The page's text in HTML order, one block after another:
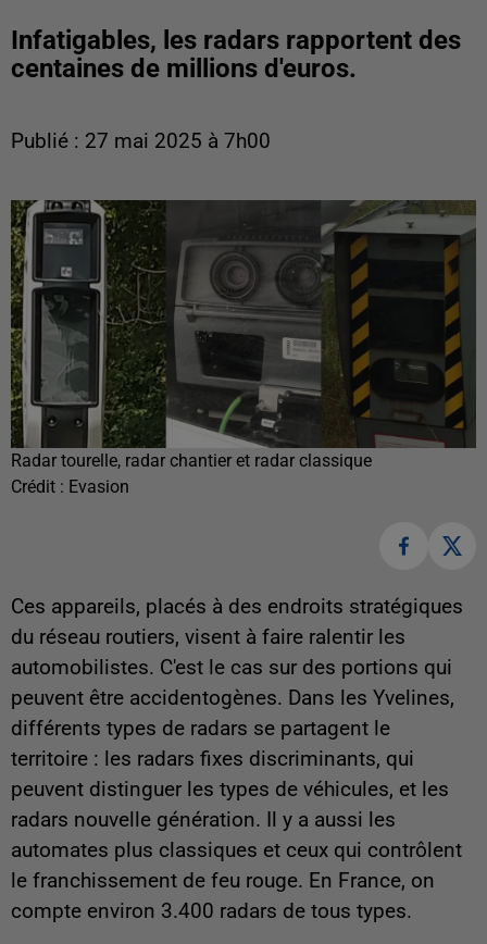
Infatigables, les radars rapportent des
centaines de millions d'euros.
Publié : 27 mai 2025 à 7h00
Radar tourelle, radar chantier et radar classique
Crédit : Evasion
Ces appareils, placés à des endroits stratégiques
du réseau routiers, visent à faire ralentir les
automobilistes. C'est le cas sur des portions qui
peuvent être accidentogènes. Dans les Yvelines,
différents types de radars se partagent le
territoire : les radars fixes discriminants, qui
peuvent distinguer les types de véhicules, et les
radars nouvelle génération. Il y a aussi les
automates plus classiques et ceux qui contrôlent
le franchissement de feu rouge. En France, on
compte environ 3.400 radars de tous types.